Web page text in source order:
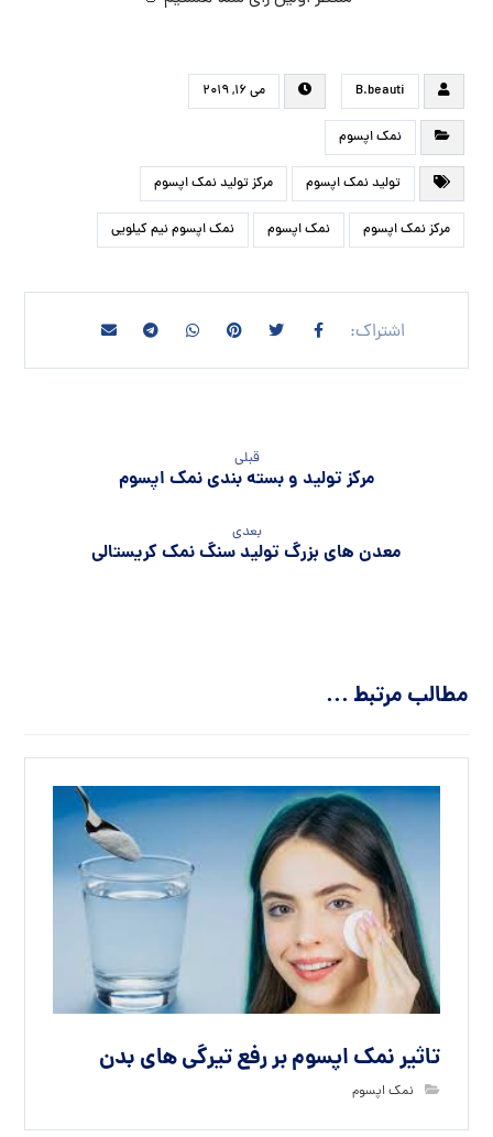
B.beauti می ۱۶, ۲۰۱۹
نمک اپسوم
تولید نمک اپسوم مرکز تولید نمک اپسوم
مرکز نمک اپسوم نمک اپسوم نمک اپسوم نیم کیلویی
قبلی
مرکز تولید و بسته بندی نمک اپسوم
بعدی
معدن های بزرگ تولید سنگ نمک کریستالی
مطالب مرتبط ...
تاثیر نمک اپسوم بر رفع تیرگی های بدن
نمک اپسوم